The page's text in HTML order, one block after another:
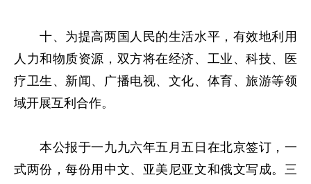
十、为提高两国人民的生活水平，有效地利用
人力和物质资源，双方将在经济、工业、科技、医
疗卫生、新闻、广播电视、文化、体育、旅游等领
域开展互利合作。
本公报于一九九六年五月五日在北京签订，一
式两份，每份用中文、亚美尼亚文和俄文写成。三